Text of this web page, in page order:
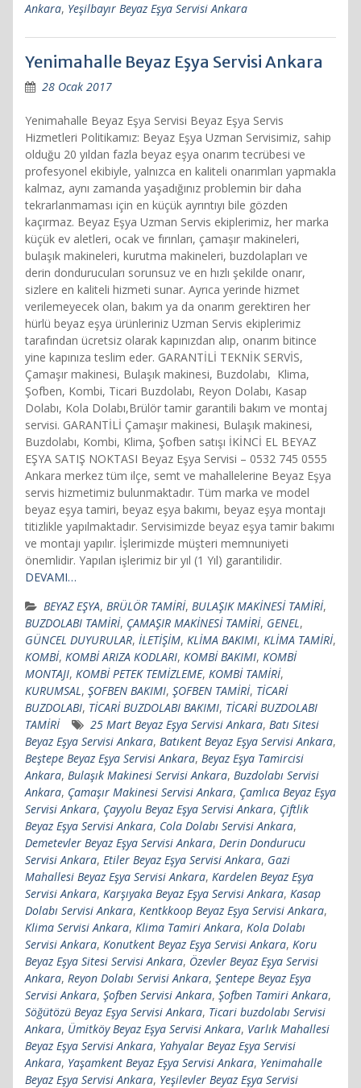
Ankara, Yeşilbayır Beyaz Eşya Servisi Ankara
Yenimahalle Beyaz Eşya Servisi Ankara
28 Ocak 2017
Yenimahalle Beyaz Eşya Servisi Beyaz Eşya Servis
Hizmetleri Politikamız: Beyaz Eşya Uzman Servisimiz, sahip
olduğu 20 yıldan fazla beyaz eşya onarım tecrübesi ve
profesyonel ekibiyle, yalnızca en kaliteli onarımları yapmakla
kalmaz, aynı zamanda yaşadığınız problemin bir daha
tekrarlanmaması için en küçük ayrıntıyı bile gözden
kaçırmaz. Beyaz Eşya Uzman Servis ekiplerimiz, her marka
küçük ev aletleri, ocak ve fırınları, çamaşır makineleri,
bulaşık makineleri, kurutma makineleri, buzdolapları ve
derin dondurucuları sorunsuz ve en hızlı şekilde onarır,
sizlere en kaliteli hizmeti sunar. Ayrıca yerinde hizmet
verilemeyecek olan, bakım ya da onarım gerektiren her
hürlü beyaz eşya ürünleriniz Uzman Servis ekiplerimiz
tarafından ücretsiz olarak kapınızdan alıp, onarım bitince
yine kapınıza teslim eder. GARANTİLİ TEKNİK SERVİS,
Çamaşır makinesi, Bulaşık makinesi, Buzdolabı, Klima,
Şofben, Kombi, Ticari Buzdolabı, Reyon Dolabı, Kasap
Dolabı, Kola Dolabı,Brülör tamir garantili bakım ve montaj
servisi. GARANTİLİ Çamaşır makinesi, Bulaşık makinesi,
Buzdolabı, Kombi, Klima, Şofben satışı İKİNCİ EL BEYAZ
EŞYA SATIŞ NOKTASI Beyaz Eşya Servisi – 0532 745 0555
Ankara merkez tüm ilçe, semt ve mahallelerine Beyaz Eşya
servis hizmetimiz bulunmaktadır. Tüm marka ve model
beyaz eşya tamiri, beyaz eşya bakımı, beyaz eşya montajı
titizlikle yapılmaktadır. Servisimizde beyaz eşya tamir bakımı
ve montajı yapılır. İşlerimizde müşteri memnuniyeti
önemlidir. Yapılan işlerimiz bir yıl (1 Yıl) garantilidir.
DEVAMI…
BEYAZ EŞYA, BRÜLÖR TAMİRİ, BULAŞIK MAKİNESİ TAMİRİ,
BUZDOLABI TAMİRİ, ÇAMAŞIR MAKİNESİ TAMİRİ, GENEL,
GÜNCEL DUYURULAR, İLETİŞİM, KLİMA BAKIMI, KLİMA TAMİRİ,
KOMBİ, KOMBİ ARIZA KODLARI, KOMBİ BAKIMI, KOMBİ
MONTAJI, KOMBİ PETEK TEMİZLEME, KOMBİ TAMİRİ,
KURUMSAL, ŞOFBEN BAKIMI, ŞOFBEN TAMİRİ, TİCARİ
BUZDOLABI, TİCARİ BUZDOLABI BAKIMI, TİCARİ BUZDOLABI
TAMİRİ
25 Mart Beyaz Eşya Servisi Ankara, Batı Sitesi
Beyaz Eşya Servisi Ankara, Batıkent Beyaz Eşya Servisi Ankara,
Beştepe Beyaz Eşya Servisi Ankara, Beyaz Eşya Tamircisi
Ankara, Bulaşık Makinesi Servisi Ankara, Buzdolabı Servisi
Ankara, Çamaşır Makinesi Servisi Ankara, Çamlıca Beyaz Eşya
Servisi Ankara, Çayyolu Beyaz Eşya Servisi Ankara, Çiftlik
Beyaz Eşya Servisi Ankara, Cola Dolabı Servisi Ankara,
Demetevler Beyaz Eşya Servisi Ankara, Derin Dondurucu
Servisi Ankara, Etiler Beyaz Eşya Servisi Ankara, Gazi
Mahallesi Beyaz Eşya Servisi Ankara, Kardelen Beyaz Eşya
Servisi Ankara, Karşıyaka Beyaz Eşya Servisi Ankara, Kasap
Dolabı Servisi Ankara, Kentkkoop Beyaz Eşya Servisi Ankara,
Klima Servisi Ankara, Klima Tamiri Ankara, Kola Dolabı
Servisi Ankara, Konutkent Beyaz Eşya Servisi Ankara, Koru
Beyaz Eşya Sitesi Servisi Ankara, Özevler Beyaz Eşya Servisi
Ankara, Reyon Dolabı Servisi Ankara, Şentepe Beyaz Eşya
Servisi Ankara, Şofben Servisi Ankara, Şofben Tamiri Ankara,
Söğütözü Beyaz Eşya Servisi Ankara, Ticari buzdolabı Servisi
Ankara, Ümitköy Beyaz Eşya Servisi Ankara, Varlık Mahallesi
Beyaz Eşya Servisi Ankara, Yahyalar Beyaz Eşya Servisi
Ankara, Yaşamkent Beyaz Eşya Servisi Ankara, Yenimahalle
Beyaz Eşya Servisi Ankara, Yeşilevler Beyaz Eşya Servisi